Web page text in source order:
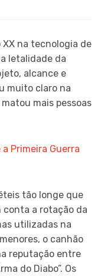
na tecnologia de
letalidade da
alcance e
muito claro na
mais pessoas
Primeira Guerra
tão longe que
conta a rotação da
utilizadas na
o canhão
reputação entre
do Diabo”. Os